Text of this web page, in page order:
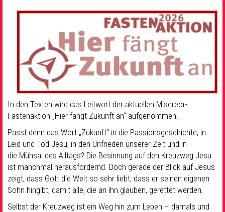
In den Texten wird das Leitwort der aktuellen Misereor-
Fastenaktion „Hier fängt Zukunft an“ aufgenommen.
Passt denn das Wort „Zukunft“ in die Passionsgeschichte, in
Leid und Tod Jesu, in den Unfrieden unserer Zeit und in
die Mühsal des Alltags? Die Besinnung auf den Kreuzweg Jesu
ist manchmal herausfordernd. Doch gerade der Blick auf Jesus
zeigt, dass Gott die Welt so sehr liebt, dass er seinen eigenen
Sohn hingibt, damit alle, die an ihn glauben, gerettet werden.
Selbst der Kreuzweg ist ein Weg hin zum Leben – damals und